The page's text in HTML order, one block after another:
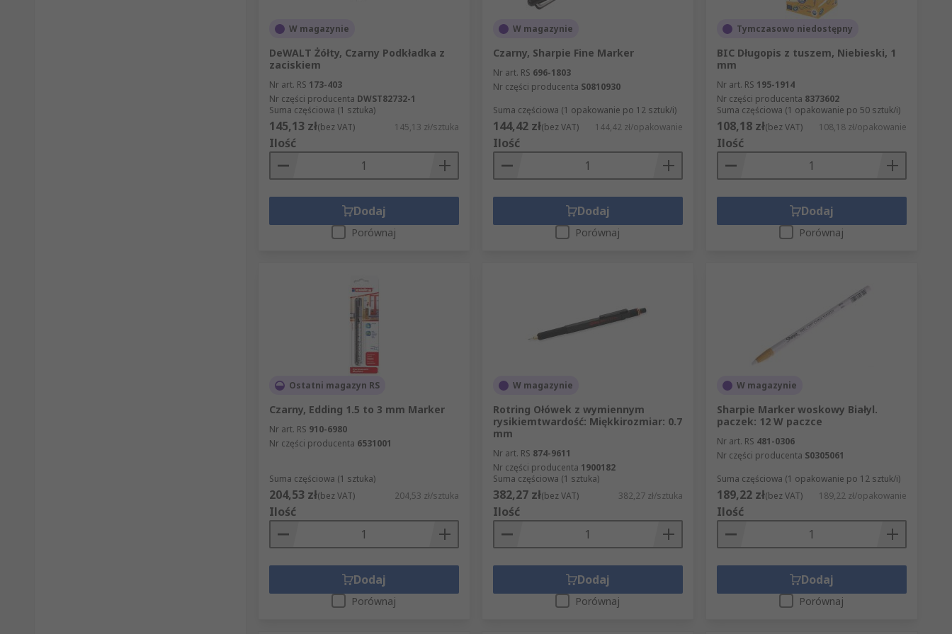
W magazynie
DeWALT Żółty, Czarny Podkładka z
zaciskiem
Nr art. RS 173-403
Nr części producenta DWST82732-1
Suma częściowa (1 sztuka)
145,13 zł(bez VAT) 145,13 zł/sztuka
Ilość
Dodaj
Porównaj
W magazynie
Czarny, Sharpie Fine Marker
Nr art. RS 696-1803
Nr części producenta S0810930
Suma częściowa (1 opakowanie po 12 sztuk/i)
144,42 zł(bez VAT) 144,42 zł/opakowanie
Ilość
Dodaj
Porównaj
Tymczasowo niedostępny
BIC Długopis z tuszem, Niebieski, 1
mm
Nr art. RS 195-1914
Nr części producenta 8373602
Suma częściowa (1 opakowanie po 50 sztuk/i)
108,18 zł(bez VAT) 108,18 zł/opakowanie
Ilość
Dodaj
Porównaj
Ostatni magazyn RS
Czarny, Edding 1.5 to 3 mm Marker
Nr art. RS 910-6980
Nr części producenta 6531001
Suma częściowa (1 sztuka)
204,53 zł(bez VAT) 204,53 zł/sztuka
Ilość
Dodaj
Porównaj
W magazynie
Rotring Ołówek z wymiennym
rysikiemtwardość: Miękkirozmiar: 0.7
mm
Nr art. RS 874-9611
Nr części producenta 1900182
Suma częściowa (1 sztuka)
382,27 zł(bez VAT) 382,27 zł/sztuka
Ilość
Dodaj
Porównaj
W magazynie
Sharpie Marker woskowy Białyl.
paczek: 12 W paczce
Nr art. RS 481-0306
Nr części producenta S0305061
Suma częściowa (1 opakowanie po 12 sztuk/i)
189,22 zł(bez VAT) 189,22 zł/opakowanie
Ilość
Dodaj
Porównaj